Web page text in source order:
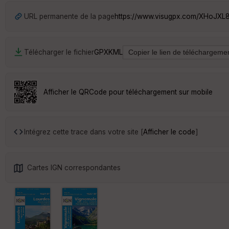
URL permanente de la pagehttps://www.visugpx.com/
Télécharger le fichierGPXKML
Afficher le QRCode pour téléchargement sur mobile
Intégrez cette trace dans votre site [Afficher le code]
Cartes IGN correspondantes